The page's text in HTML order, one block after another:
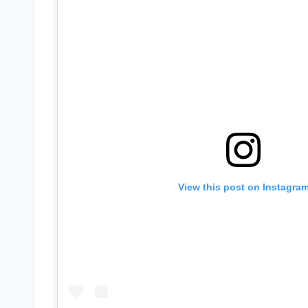
View this post on